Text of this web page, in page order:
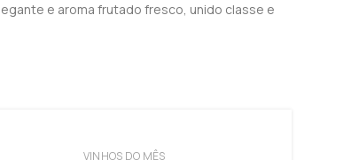
e aroma frutado fresco, unido classe e
VINHOS DO MÊS